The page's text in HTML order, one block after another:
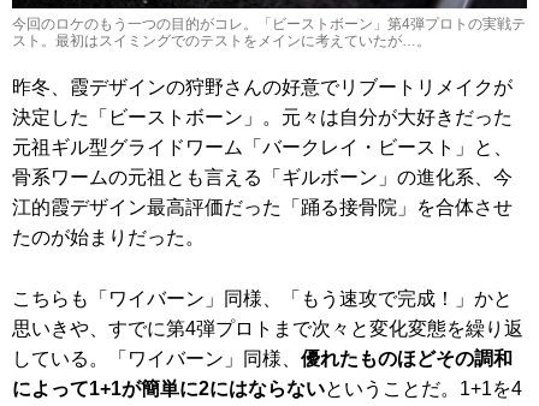
今回のロケのもう一つの目的がコレ。「ビーストボーン」第4弾プロトの実戦テ
スト。最初はスイミングでのテストをメインに考えていたが…。
昨冬、霞デザインの狩野さんの好意でリブートリメイクが
決定した「ビーストボーン」。元々は自分が大好きだった
元祖ギル型グライドワーム「バークレイ・ビースト」と、
骨系ワームの元祖とも言える「ギルボーン」の進化系、今
江的霞デザイン最高評価だった「踊る接骨院」を合体させ
たのが始まりだった。
こちらも「ワイバーン」同様、「もう速攻で完成！」かと
思いきや、すでに第4弾プロトまで次々と変化変態を繰り返
している。「ワイバーン」同様、 優れたものほどその調和
によって1+1が簡単に2にはならないということだ。1+1を4